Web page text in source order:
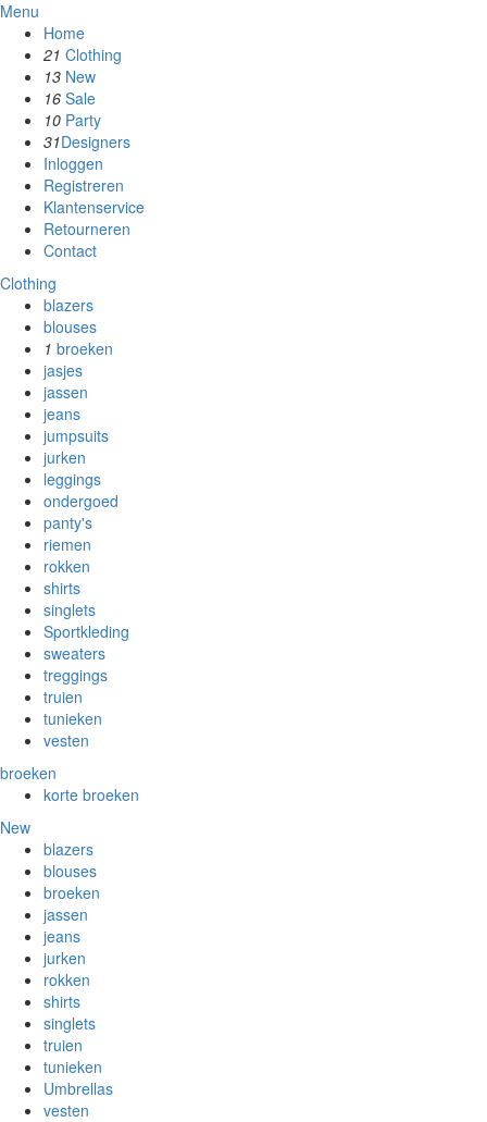
Menu
Home
21 Clothing
13 New
16 Sale
10 Party
31Designers
Inloggen
Registreren
Klantenservice
Retourneren
Contact
Clothing
blazers
blouses
1 broeken
jasjes
jassen
jeans
jumpsuits
jurken
leggings
ondergoed
panty's
riemen
rokken
shirts
singlets
Sportkleding
sweaters
treggings
truien
tunieken
vesten
broeken
korte broeken
New
blazers
blouses
broeken
jassen
jeans
jurken
rokken
shirts
singlets
truien
tunieken
Umbrellas
vesten